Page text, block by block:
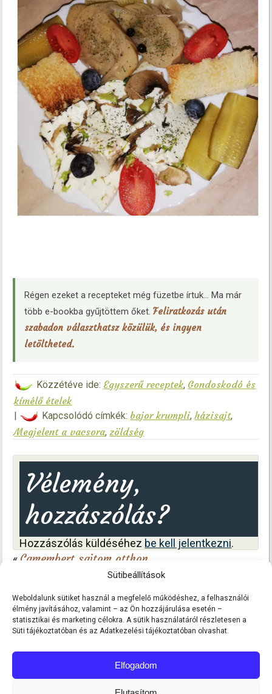
Sütibeállítások
Weboldalunk sütiket használ a megfelelő működéshez, a felhasználói
élmény javításához, valamint – az Ön hozzájárulása esetén –
statisztikai és marketing célokra. A sütik használatáról részletesen a
Süti tájékoztatóban és az Adatkezelési tájékoztatóban olvashat.
Elfogadom
Régen ezeket a recepteket még füzetbe írtuk… Ma már
több e-bookba gyűjtöttem őket.Feliratkozás után
szabadon választhatsz közülük, és ingyen
letöltheted.
Közzétéve ide: Egyszerű receptek, Gondoskodó és
kímélő ételek
| Kapcsolódó címkék: bajor krumpli,házisajt,
Megjelent a vacsora,zöldség
Vélemény,
hozzászólás?
Hozzászólás küldéséhez be kell jelentkezni.
« Camembert sajtom otthon
Bajor krumpli télire – fűszeres, savanykás
körettel